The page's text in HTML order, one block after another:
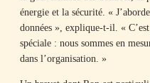
énergie et la sécurité. «
données », explique-t-il. «
spéciale : nous sommes en
dans l’organisation. »